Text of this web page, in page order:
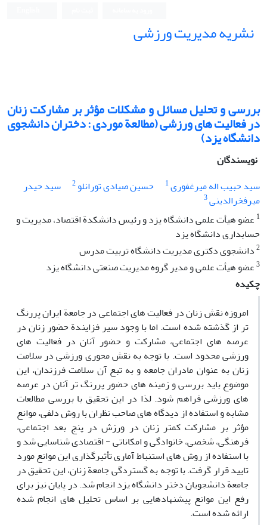
نشریه مدیریت ورزشی
بررسی و تحلیل مسائل و مشکلات مؤثر بر مشارکت زنان
در فعالیت های ورزشی (مطالعة موردی : دختران دانشجوی
دانشگاه یزد)
نویسندگان
سید حبیب اله میرغفوری1 حسین صیادی تورانلو2
سید حیدر
میرفخرالدینی3
1 عضو هیأت علمی دانشگاه یزد و رئیس دانشکدة اقتصاد، مدیریت و
حسابداری دانشگاه یزد
2دانشجوی دکتری مدیریت دانشگاه تربیت مدرس
3عضو هیأت علمی و مدیر گروه مدیریت صنعتی دانشگاه یزد
چکیده
امروزه نقش زنان در فعالیت های اجتماعی در جامعة ایران پررنگ
تر از گذشته شده است. اما با وجود سیر فزایندة حضور زنان در
عرصه های اجتماعی، مشارکت و حضور آنان در فعالیت های
ورزشی محدود است. با توجه به نقش محوری ورزشی در سلامت
زنان به عنوان مادران جامعه و به تبع آن سلامت فرزندان، این
موضوع باید بررسی و زمینه های حضور پررنگ تر آنان در عرصه
های ورزشی فراهم شود. لذا در این تحقیق با بررسی مطالعات
مشابه و استفاده از دیدگاه های صاحب نظران با روش دلفی، موانع
مؤثر بر مشارکت کمتر زنان در ورزش در پنج بعد اجتماعی،
فرهنگی، شخصی، خانوادگی و امکاناتی - اقتصادی شناسایی شد و
با استفاده از روش های استنباط آماری تأثیرگذاری این موانع مورد
تایید قرار گرفت. با توجه به گستردگی جامعة زنان، این تحقیق در
جامعة دانشجویان دختر دانشگاه یزد انجام شد. در پایان نیز برای
رفع این موانع پیشنهادهایی بر اساس تحلیل های انجام شده
ارائه شده است.